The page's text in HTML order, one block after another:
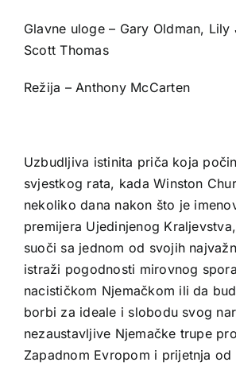
Glavne uloge – Gary Oldman, Lily
Scott Thomas
Režija – Anthony McCarten
Uzbudljiva istinita priča koja
svjestkog rata, kada Winston
nekoliko dana nakon što je
premijera Ujedinjenog
suoči sa jednom od svojih
istraži pogodnosti mirovnog
nacističkom Njemačkom ili da
borbi za ideale i slobodu svog
nezaustavljive Njemačke trupe
Zapadnom Evropom i prijetnja od